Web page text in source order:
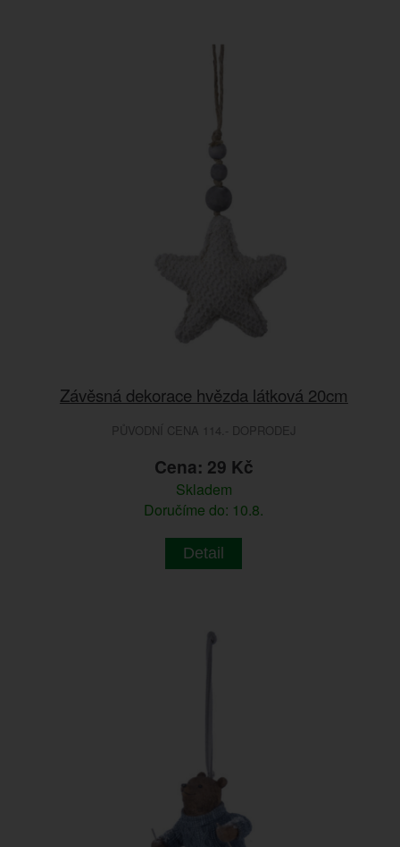
Závěsná dekorace hvězda látková 20cm
PŮVODNÍ CENA 114.- DOPRODEJ
Cena: 29 Kč
Skladem
Doručíme do: 10.8.
Detail